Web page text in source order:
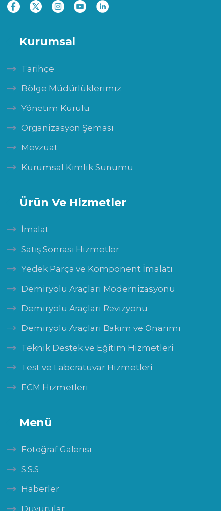
Kurumsal
Tarihçe
Bölge Müdürlüklerimiz
Yönetim Kurulu
Organizasyon Şeması
Mevzuat
Kurumsal Kimlik Sunumu
Ürün Ve Hizmetler
İmalat
Satış Sonrası Hizmetler
Yedek Parça ve Komponent İmalatı
Demiryolu Araçları Modernizasyonu
Demiryolu Araçları Revizyonu
Demiryolu Araçları Bakım ve Onarımı
Teknik Destek ve Eğitim Hizmetleri
Test ve Laboratuvar Hizmetleri
ECM Hizmetleri
Menü
Fotoğraf Galerisi
S.S.S
Haberler
Duyurular